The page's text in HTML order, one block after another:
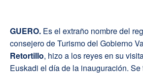
GUERO. Es el extraño nombre del
consejero de Turismo del Gobierno
Retortillo, hizo a los reyes en su
Euskadi el día de la inauguración.